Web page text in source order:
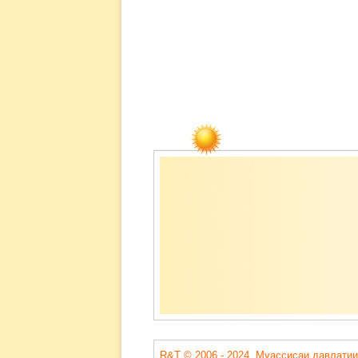
Содержимое
R&T © 2006 - 2024. Муассисаи